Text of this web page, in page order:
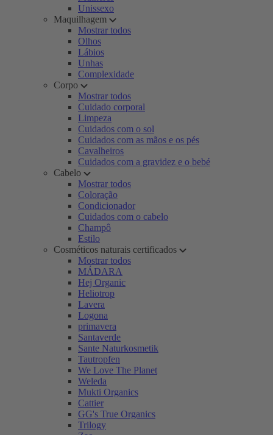
Unissexo
Maquilhagem
Mostrar todos
Olhos
Lábios
Unhas
Complexidade
Corpo
Mostrar todos
Cuidado corporal
Limpeza
Cuidados com o sol
Cuidados com as mãos e os pés
Cavalheiros
Cuidados com a gravidez e o bebé
Cabelo
Mostrar todos
Coloração
Condicionador
Cuidados com o cabelo
Champô
Estilo
Cosméticos naturais certificados
Mostrar todos
MÁDARA
Hej Organic
Heliotrop
Lavera
Logona
primavera
Santaverde
Sante Naturkosmetik
Tautropfen
We Love The Planet
Weleda
Mukti Organics
Cattier
GG's True Organics
Trilogy